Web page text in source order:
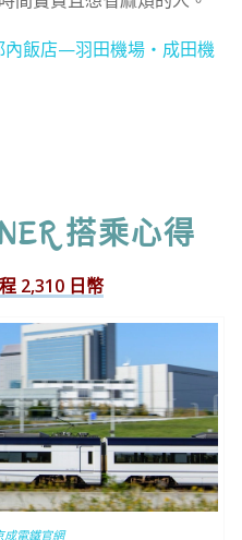
內飯店—羽田機場・成田機
搭乘心得
2,310 日幣
成電鐵官網